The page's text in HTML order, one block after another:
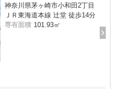
神奈川県茅ヶ崎市小和田2丁目
ＪＲ東海道本線 辻堂 徒歩14分
専有面積 101.93㎡